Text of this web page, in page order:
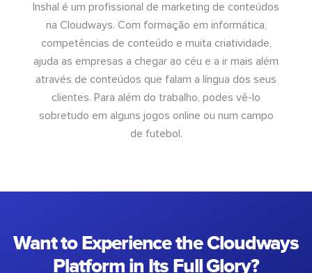
Inshal é um profissional de marketing de conteúdos
na Cloudways. Com formação em informática,
competências de conteúdo e muita criatividade,
ajuda as empresas a chegar ao céu e a ir mais além
através de conteúdos que falam a língua dos seus
clientes. Para além do trabalho, podes vê-lo
sobretudo em alguns jogos online ou num campo
de futebol.
Want to Experience the Cloudways
Platform in Its Full Glory?